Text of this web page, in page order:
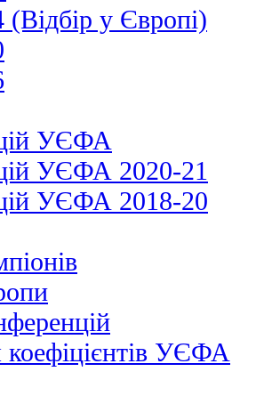
у Європі)
УЄФА
УЄФА 2020-21
УЄФА 2018-20
коефіцієнтів УЄФА